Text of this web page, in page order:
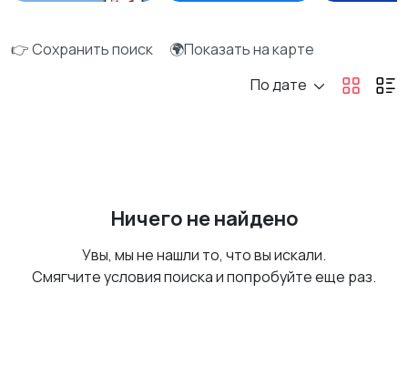
👉 Сохранить поиск
🌍Показать на карте
По дате
Ничего не найдено
Увы, мы не нашли то, что вы искали.
Смягчите условия поиска и попробуйте еще раз.